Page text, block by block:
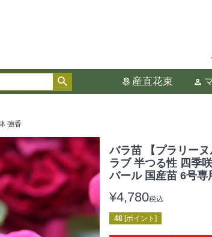
産直花束
のみ検索結果に表示されます。
つずつ選択してください。
強香
バラ苗 【プラリー
ラブ 半つる性 四季
バール 国産苗 6号専
¥4,780税込
48 [ポイント]